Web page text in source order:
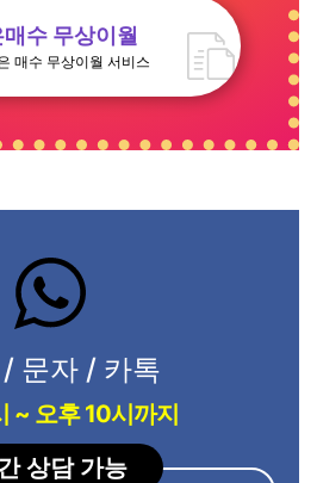
매수 무상이월
매수 무상이월 서비스
문자 / 카톡
~ 오후 10시까지
상담 가능